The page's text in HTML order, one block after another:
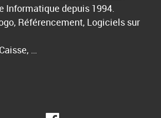
Informatique depuis 1994.
Référencement, Logiciels sur
…